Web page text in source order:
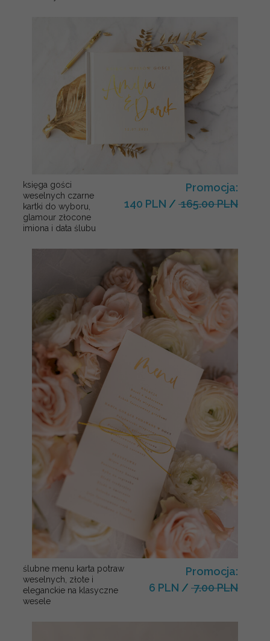
księga gości
weselnych czarne
kartki do wyboru,
glamour złocone
imiona i data ślubu
Promocja:
140 PLN / 165.00 PLN
ślubne menu karta potraw
weselnych, złote i
eleganckie na klasyczne
wesele
Promocja:
6 PLN / 7.00 PLN